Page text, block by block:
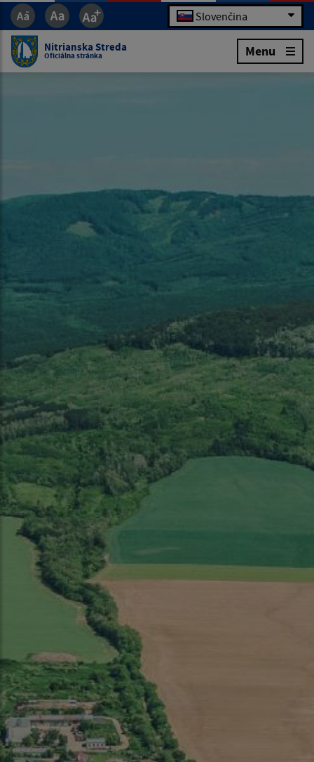
Slovenčina
Nitrianska Streda
Oficiálna stránka Menu